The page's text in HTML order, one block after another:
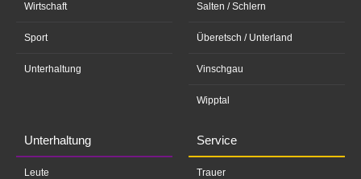
Wirtschaft
Sport
Unterhaltung
Salten / Schlern
Überetsch / Unterland
Vinschgau
Wipptal
Unterhaltung
Leute
Service
Trauer